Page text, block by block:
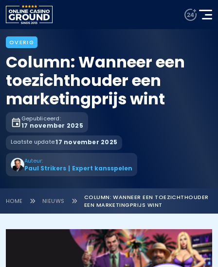
OVERIG
Column: Wanneer een
toezichthouder een
marketingprijs wint
Gepubliceerd:
17 november 2025
Laatste update:17 november 2025
Auteur:
Paul Strikers | Expert kansspelen
HOME NIEUWS
COLUMN: WANNEER EEN TOEZICHTHOUDER
EEN MARKETINGPRIJS WINT